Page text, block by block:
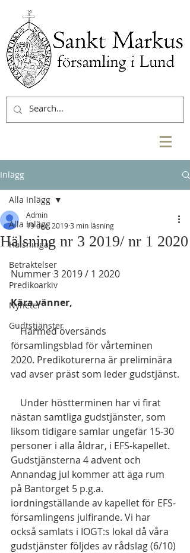
Inlägg
Alla Inlägg
Hälsningar
Betraktelser
Predikoarkiv
Nyheter
Gudtstjänster
Alla Inlägg
Hälsning nr 3 2019/ nr 1 2020
Admin
19 dec. 20193 min läsning
Nummer 3 2019 / 1 2020
Kära vänner,
Härmed översänds
församlingsblad för vårteminen
2020. Predikoturerna är preliminära
vad avser präst som leder gudstjänst.
Under höstterminen har vi firat
nästan samtliga gudstjänster, som
liksom tidigare samlar ungefär 15-30
personer i alla åldrar, i EFS-kapellet.
Gudstjänsterna 4 advent och
Annandag jul kommer att äga rum
på Bantorget 5 p.g.a.
iordningställande av kapellet för EFS-
församlingens julfirande. Vi har
också samlats i IOGT:s lokal då våra
gudstjänster följdes av rådslag (6/10)